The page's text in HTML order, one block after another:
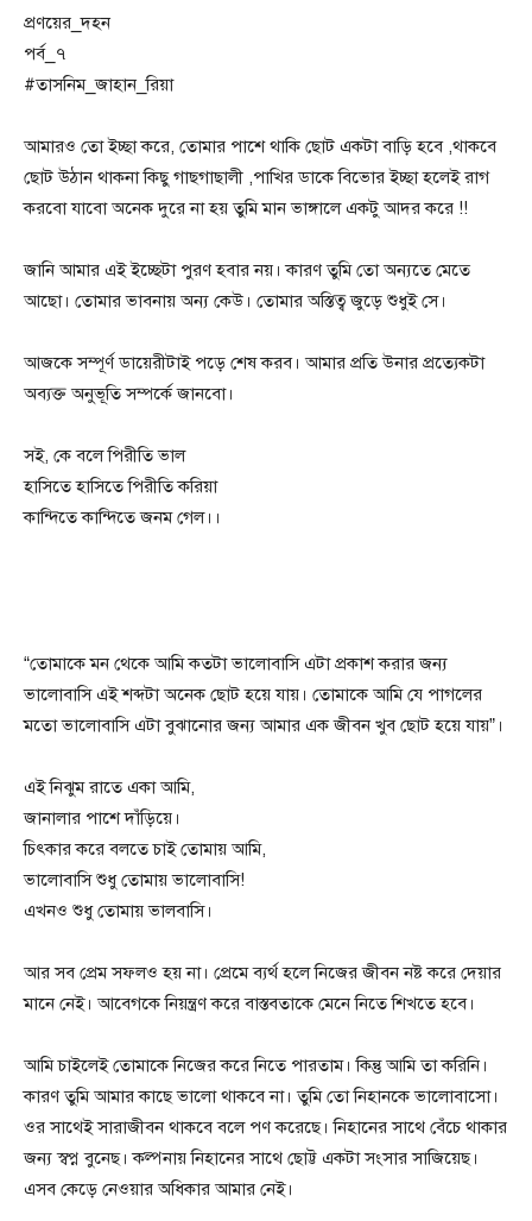
প্রণয়ের_দহন
পর্ব_৭
#তাসনিম_জাহান_রিয়া
আমারও তো ইচ্ছা করে, তোমার পাশে থাকি ছোট একটা বাড়ি হবে ,থাকবে
ছোট উঠান থাকনা কিছু গাছগাছালী ,পাখির ডাকে বিভোর ইচ্ছা হলেই রাগ
করবো যাবো অনেক দুরে না হয় তুমি মান ভাঙ্গালে একটু আদর করে !!
জানি আমার এই ইচ্ছেটা পুরণ হবার নয়। কারণ তুমি তো অন্যতে মেতে
আছো। তোমার ভাবনায় অন্য কেউ। তোমার অস্তিত্ব জুড়ে শুধুই সে।
আজকে সম্পূর্ণ ডায়েরীটাই পড়ে শেষ করব। আমার প্রতি উনার প্রত্যেকটা
অব্যক্ত অনুভূতি সম্পর্কে জানবো।
সই, কে বলে পিরীতি ভাল
হাসিতে হাসিতে পিরীতি করিয়া
কান্দিতে কান্দিতে জনম গেল।।
“তোমাকে মন থেকে আমি কতটা ভালোবাসি এটা প্রকাশ করার জন্য
ভালোবাসি এই শব্দটা অনেক ছোট হয়ে যায়। তোমাকে আমি যে পাগলের
মতো ভালোবাসি এটা বুঝানোর জন্য আমার এক জীবন খুব ছোট হয়ে যায়”।
এই নিঝুম রাতে একা আমি,
জানালার পাশে দাঁড়িয়ে।
চিৎকার করে বলতে চাই তোমায় আমি,
ভালোবাসি শুধু তোমায় ভালোবাসি!
এখনও শুধু তোমায় ভালবাসি।
আর সব প্রেম সফলও হয় না। প্রেমে ব্যর্থ হলে নিজের জীবন নষ্ট করে দেয়ার
মানে নেই। আবেগকে নিয়ন্ত্রণ করে বাস্তবতাকে মেনে নিতে শিখতে হবে।
আমি চাইলেই তোমাকে নিজের করে নিতে পারতাম। কিন্তু আমি তা করিনি।
কারণ তুমি আমার কাছে ভালো থাকবে না। তুমি তো নিহানকে ভালোবাসো।
ওর সাথেই সারাজীবন থাকবে বলে পণ করেছে। নিহানের সাথে বেঁচে থাকার
জন্য স্বপ্ন বুনেছ। কল্পনায় নিহানের সাথে ছোট্ট একটা সংসার সাজিয়েছ।
এসব কেড়ে নেওয়ার অধিকার আমার নেই।